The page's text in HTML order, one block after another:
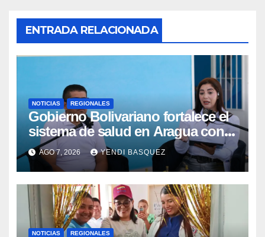
ENTRADA RELACIONADA
NOTICIAS REGIONALES
Gobierno Bolivariano fortalece el
sistema de salud en Aragua con
la reinauguración del CDI La Mora
AGO 7, 2026 YENDI BASQUEZ
NOTICIAS REGIONALES